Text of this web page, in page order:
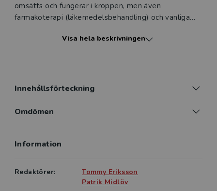
omsätts och fungerar i kroppen, men även
farmakoterapi (läkemedelsbehandling) och vanliga
Speciellt fokus läggs på utvärdering av
olika professioner. Den andra delen beskriver
uppbyggd enligt ATC-systemet och fokuserar på
rekommendationer samt nytta och eventuella risker
med läkemedel beskrivs.
Visa hela beskrivningen
Innehållsförteckning
Omdömen
Information
Redaktörer:
Tommy Eriksson
Patrik Midlöv